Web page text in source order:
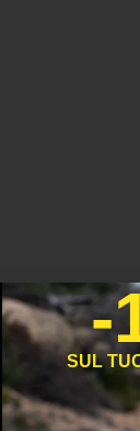
-
SUL